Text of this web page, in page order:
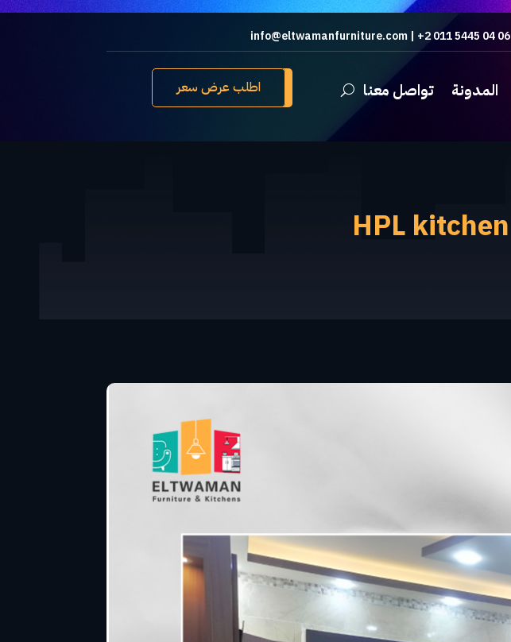
info@eltwamanfurniture.com | +2 011 5445 04 06
اطلب عرض سعر المدونة تواصل معنا